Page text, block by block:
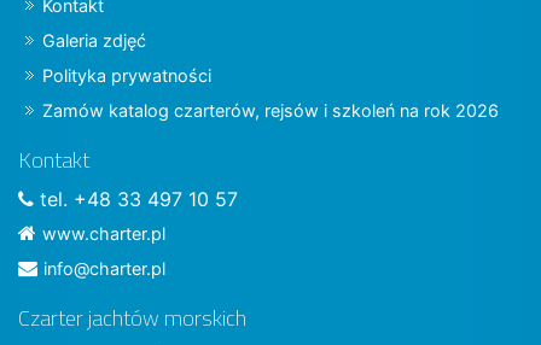
Kontakt
Galeria zdjęć
Polityka prywatności
Zamów katalog czarterów, rejsów i szkoleń na rok 2026
Kontakt
tel. +48 33 497 10 57
www.charter.pl
info@charter.pl
Czarter jachtów morskich